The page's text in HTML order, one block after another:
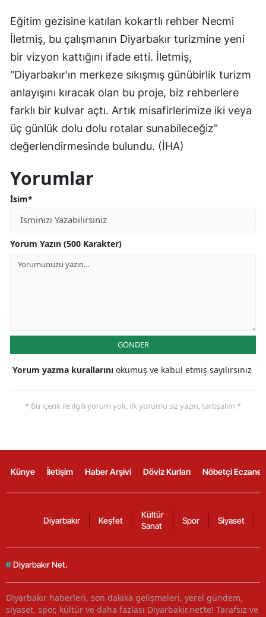
Eğitim gezisine katılan kokartlı rehber Necmi
İletmiş, bu çalışmanın Diyarbakır turizmine yeni
bir vizyon kattığını ifade etti. İletmiş,
"Diyarbakır'ın merkeze sıkışmış günübirlik turizm
anlayışını kıracak olan bu proje, biz rehberlere
farklı bir kulvar açtı. Artık misafirlerimize iki veya
üç günlük dolu dolu rotalar sunabileceğiz"
değerlendirmesinde bulundu. (İHA)
Yorumlar
İsim*
Yorum Yazın (500 Karakter)
GÖNDER
Yorum yazma kurallarını okumuş ve kabul etmiş sayılırsınız
* Bu içerik ile ilgili yorum yok, ilk yorumu siz yazın, tartışalım *
Künye İletişim Haber Arşivi Döviz Kurları Nöbetçi
Diyarbakır Keşfet
Kültür
Sanat
Spor Siyaset
# Diyarbakır Net.
Diyarbakır haberleri, son dakika gelişmeleri, yerel gündem,
siyaset, spor, kültür ve daha fazlası Diyarbakir.net’te! Tarafsız ve